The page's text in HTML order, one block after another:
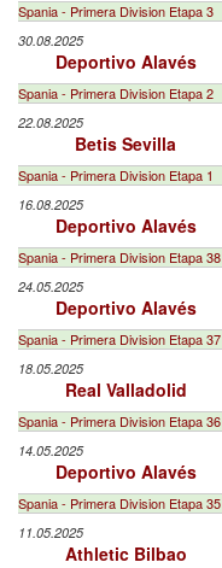
Spania - Primera Division Etapa 3
30.08.2025
Deportivo Alavés
Spania - Primera Division Etapa 2
22.08.2025
Betis Sevilla
Spania - Primera Division Etapa 1
16.08.2025
Deportivo Alavés
Spania - Primera Division Etapa 38
24.05.2025
Deportivo Alavés
Spania - Primera Division Etapa 37
18.05.2025
Real Valladolid
Spania - Primera Division Etapa 36
14.05.2025
Deportivo Alavés
Spania - Primera Division Etapa 35
11.05.2025
Athletic Bilbao